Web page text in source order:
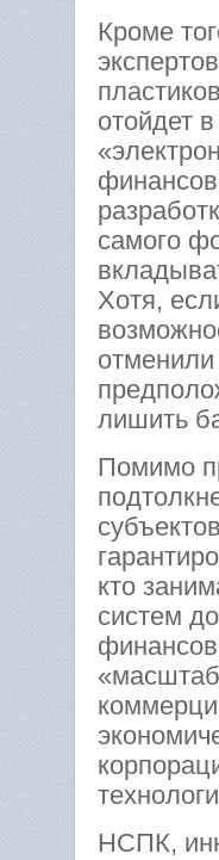
Кроме
отойдет
самого
Хотя,
лишить
Помимо
кто
систем
НСПК,